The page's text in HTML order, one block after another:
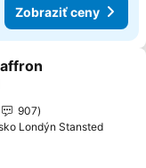
Zobraziť ceny
907
Londýn Stansted